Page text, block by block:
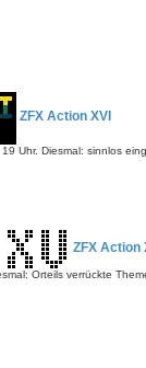
ZFX Action XVI
Uhr. Diesmal: sinnlos
ZFX Action
Orteils verrückte